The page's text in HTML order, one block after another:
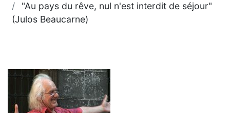
"Au pays du rêve, nul n'est interdit de séjour"
(Julos Beaucarne)